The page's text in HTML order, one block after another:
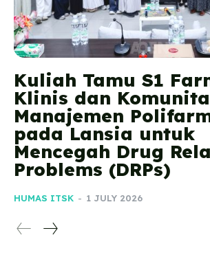
Kuliah Tamu S1
Klinis dan
Manajemen
pada Lansia untuk
Mencegah Drug
Problems (DRPs)
HUMAS ITSK - 1 JULY 2026